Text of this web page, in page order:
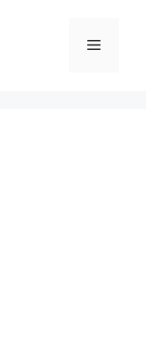
메